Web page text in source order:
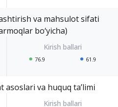
va mahsulot sifati
bo‘yicha)
76.9 61.9
asoslari va huquq ta’limi